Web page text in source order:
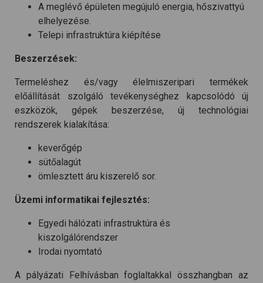
A meglévő épületen megújuló energia, hőszivattyú
elhelyezése.
Telepi infrastruktúra kiépítése
Beszerzések:
Termeléshez és/vagy élelmiszeripari termékek
előállítását szolgáló tevékenységhez kapcsolódó új
eszközök, gépek beszerzése, új technológiai
rendszerek kialakítása:
keverőgép
sütőalagút
ömlesztett áru kiszerelő sor.
Üzemi informatikai fejlesztés:
Egyedi hálózati infrastruktúra és
kiszolgálórendszer
Irodai nyomtató
A pályázati Felhívásban foglaltakkal összhangban az